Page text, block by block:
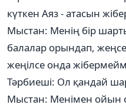
күткен Аяз - атасын
Мыстан: Менің бір
балалар орындап,
жеңілсе онда
Тәрбиеші: Ол қандай
Мыстан: Менімен ойын